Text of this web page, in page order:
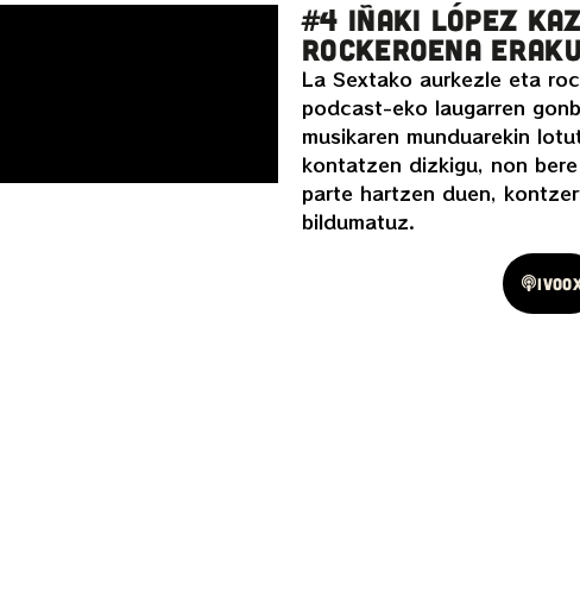
#4 IÑAKI LÓPEZ
ROCKEROENA
La Sextako aurkezle eta
podcast-eko laugarren
musikaren munduarekin
kontatzen dizkigu, non
parte hartzen duen,
bildumatuz.